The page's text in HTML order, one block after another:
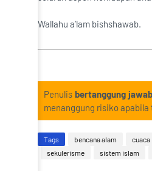
Wallahu a’lam bishshawab.
Penulis bertanggung jawab
menanggung risiko
Tags bencana alam cuaca
sekulerisme
sistem islam